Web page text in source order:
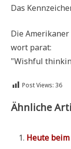
Das
Die
wort parat:
"Wishful
Post Views: 36
Ähnliche
Heu­te beim